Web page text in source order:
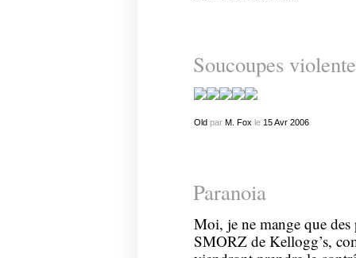
Soucoupes
Oldpar M. Fox le 15 Avr 2006
Paranoia
Moi, je ne mange que
SMORZde Kellogg’s,